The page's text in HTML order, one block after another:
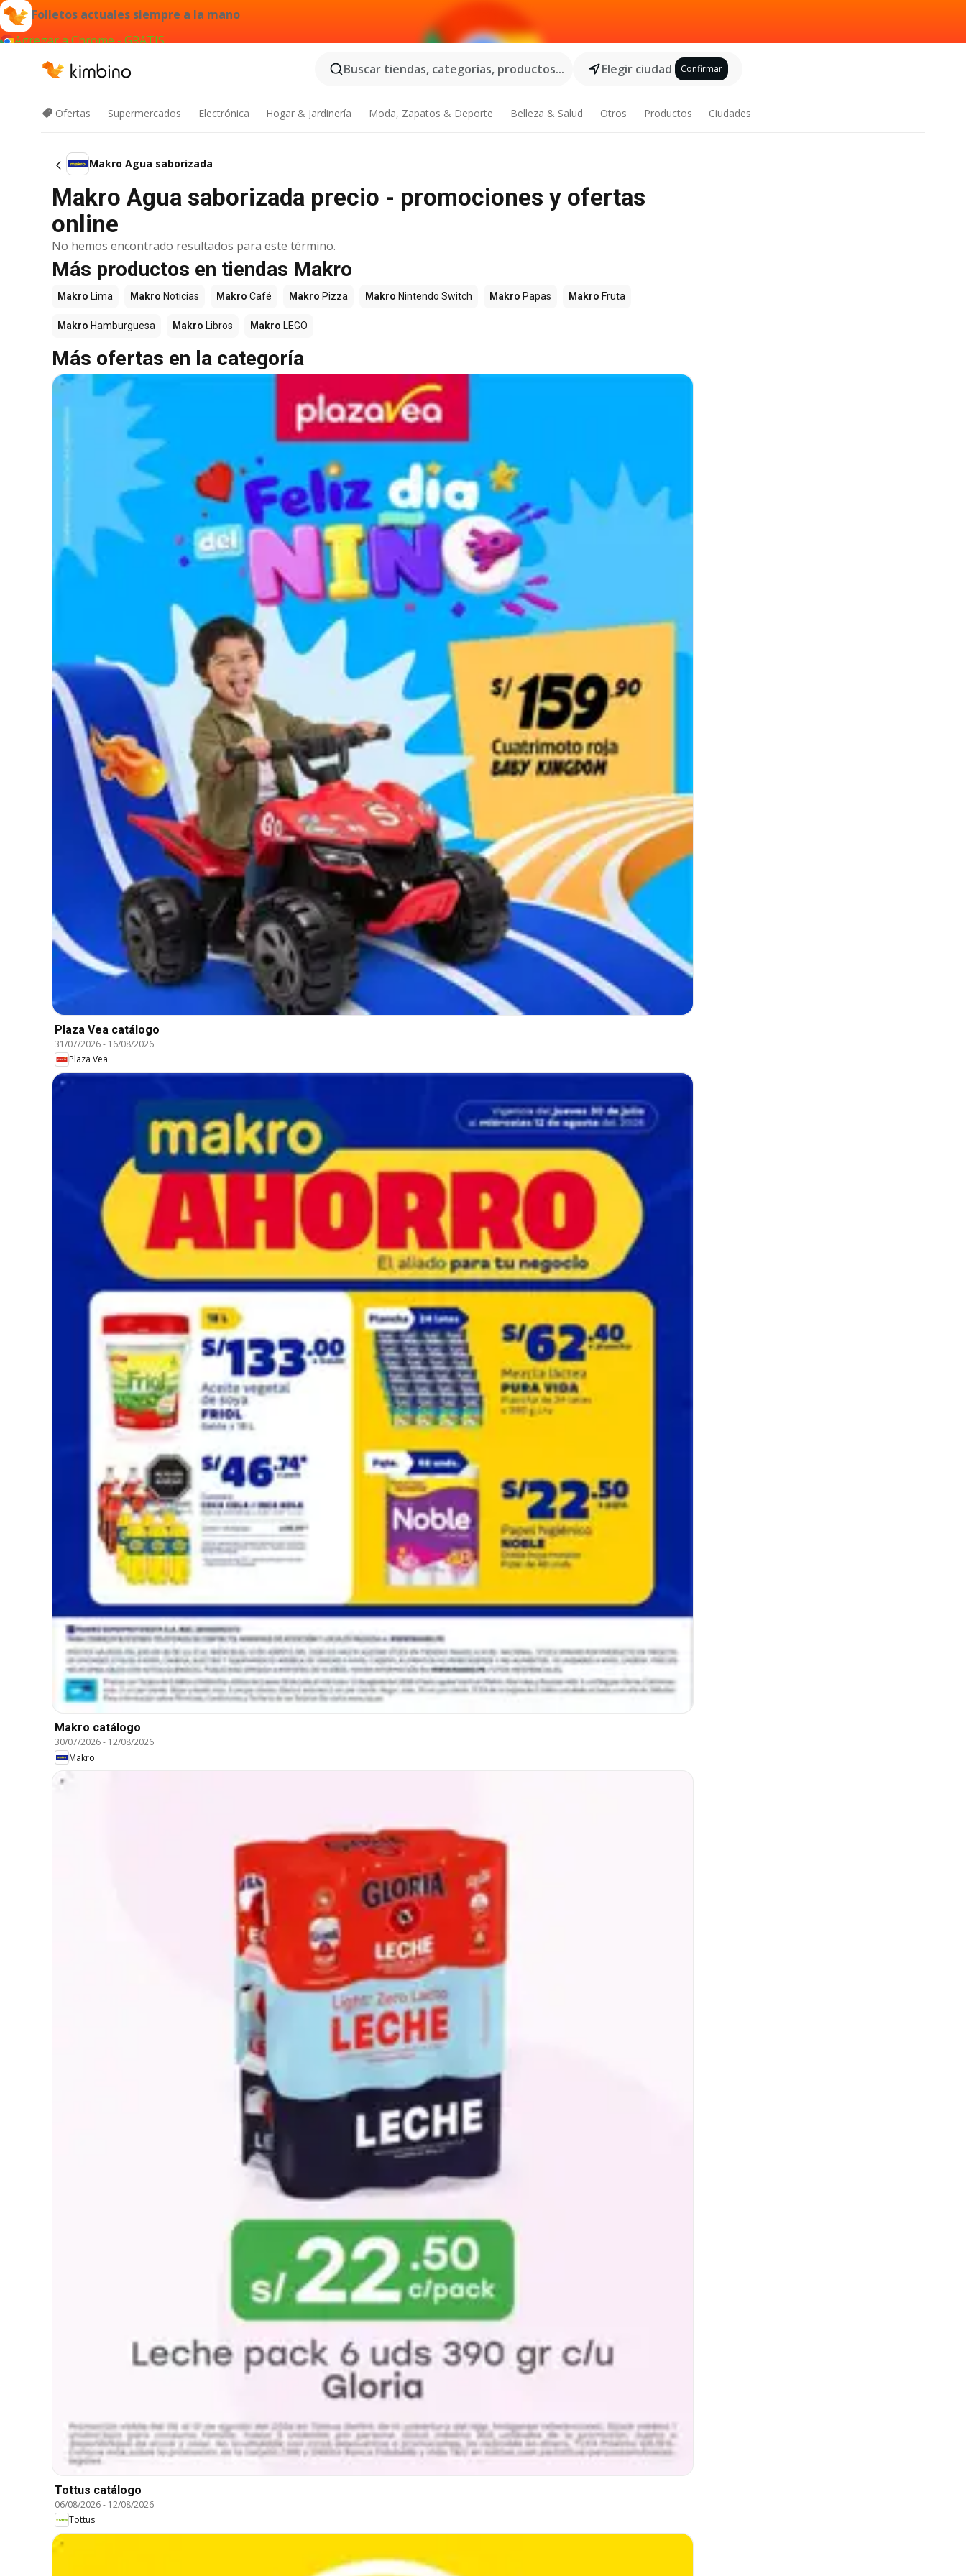
Folletos actuales siempre a la mano
Agregar a Chrome - GRATIS
Buscar tiendas, categorías, productos...
Elegir ciudad Confirmar
Ofertas Supermercados Electrónica Hogar & Jardinería Moda, Zapatos & Deporte Belleza & Salud Otros Productos Ciudades
Makro Agua saborizada
Makro Agua saborizada precio - promociones y ofertas
online
No hemos encontrado resultados para este término.
Más productos en tiendas Makro
Makro Lima Makro Noticias Makro Café Makro Pizza Makro Nintendo Switch Makro Papas Makro Fruta
Makro Hamburguesa Makro Libros Makro LEGO
Más ofertas en la categoría
Plaza Vea catálogo
31/07/2026- 16/08/2026
Plaza Vea
Makro catálogo
30/07/2026- 12/08/2026
Makro
Tottus catálogo
06/08/2026- 12/08/2026
Tottus